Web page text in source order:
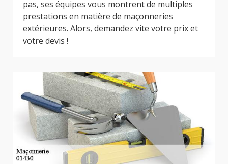
pas, ses équipes vous montrent de multiples
prestations en matière de maçonneries
extérieures. Alors, demandez vite votre prix et
votre devis !